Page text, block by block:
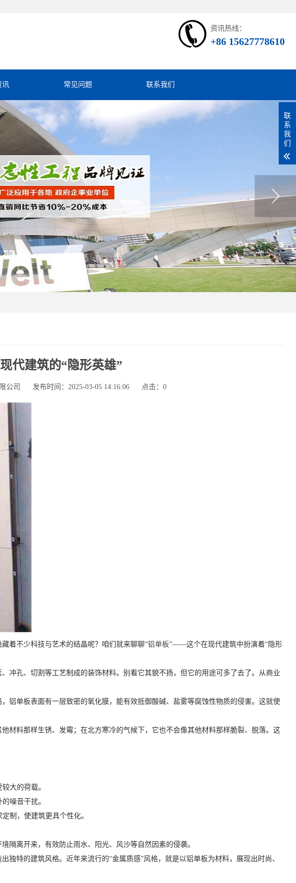
资讯热线：
+86 15627778610
讯 常见问题 联系我们
代建筑的“隐形英雄”
公司 发布时间：2025-03-05 14:16:06 点击： 0
着不少科技与艺术的结晶呢？咱们就来聊聊“铝单板”——这个在现代建筑中扮演着“隐形
冲孔、切割等工艺制成的装饰材料。别看它其貌不扬，但它的用途可多了去了。从商业
铝单板表面有一层致密的氧化膜，能有效抵御酸碱、盐雾等腐蚀性物质的侵害。这就使
材料那样生锈、发霉；在北方寒冷的气候下，它也不会像其他材料那样脆裂、脱落。这
大的荷载。
噪音干扰。
制，使建筑更具个性化。
隔离开来，有效防止雨水、阳光、风沙等自然因素的侵袭。
独特的建筑风格。近年来流行的“金属质感”风格，就是以铝单板为材料，展现出时尚、
联
系
我
们